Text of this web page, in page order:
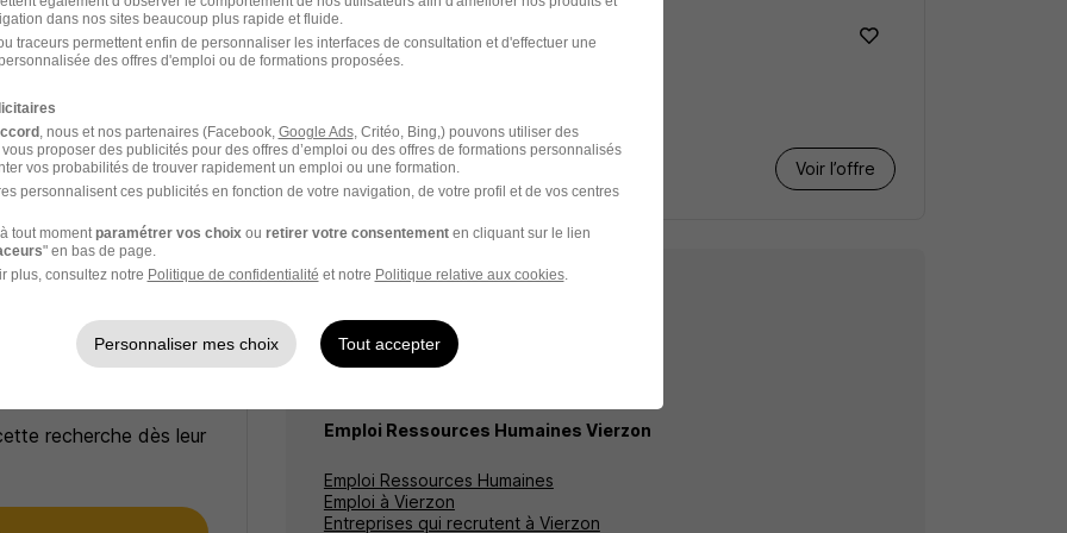
Ressources Humaines H/F
Solutions
- 36
Voir l’offre
jours
recherche dès leur
Emploi Ressources Humaines Vierzon
Emploi Ressources Humaines
Emploi à Vierzon
Entreprises qui recrutent à Vierzon
dans nos sites beaucoup plus rapide et fluide.
traceurs permettent enfin de personnaliser les interfaces de consultation et d'effectuer une
des offres d'emploi ou de formations proposées.
, nous et nos partenaires (Facebook, Google Ads, Critéo, Bing,) pouvons utiliser des
proposer des publicités pour des offres d’emploi ou des offres de formations personnalisés
vos probabilités de trouver rapidement un emploi ou une formation.
personnalisent ces publicités en fonction de votre navigation, de votre profil et de vos centres
tout moment paramétrer vos choix ou retirer votre consentementen cliquant sur le lien
" en bas de page.
plus, consultez notre Politique de confidentialité et notre Politique relative aux cookies.
Personnaliser mes choix Tout accepter